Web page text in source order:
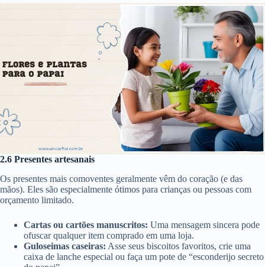
2.6 Presentes artesanais
Os presentes mais comoventes geralmente vêm do coração (e das
mãos). Eles são especialmente ótimos para crianças ou pessoas com
orçamento limitado.
Cartas ou cartões manuscritos: Uma mensagem sincera pode
ofuscar qualquer item comprado em uma loja.
Guloseimas caseiras: Asse seus biscoitos favoritos, crie uma
caixa de lanche especial ou faça um pote de “esconderijo secreto